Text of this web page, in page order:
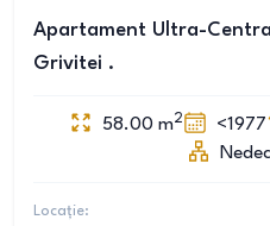
Apartament Ultra-
Grivitei .
58.00 m2 <1977
Locație: